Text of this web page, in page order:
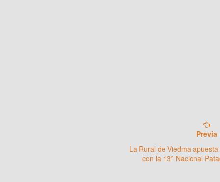
Previa
La Rural de Viedma
con la 13° Nacional